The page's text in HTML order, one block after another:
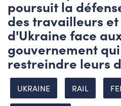
poursuit la
des travailleurs
d'Ukraine face
gouvernement
restreindre leurs
UKRAINE RAIL